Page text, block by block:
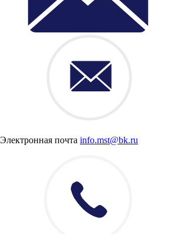
Электронная почта info.mst@bk.ru